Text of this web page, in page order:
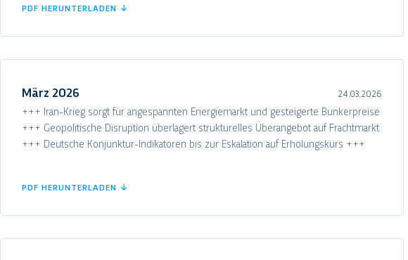
PDF HERUNTERLADEN ↓
März 2026 24.03.2026
+++ Iran-Krieg sorgt für angespannten Energiemarkt und gesteigerte Bunkerpreise
+++ Geopolitische Disruption überlagert strukturelles Überangebot auf Frachtmarkt
+++ Deutsche Konjunktur-Indikatoren bis zur Eskalation auf Erholungskurs +++
PDF HERUNTERLADEN ↓